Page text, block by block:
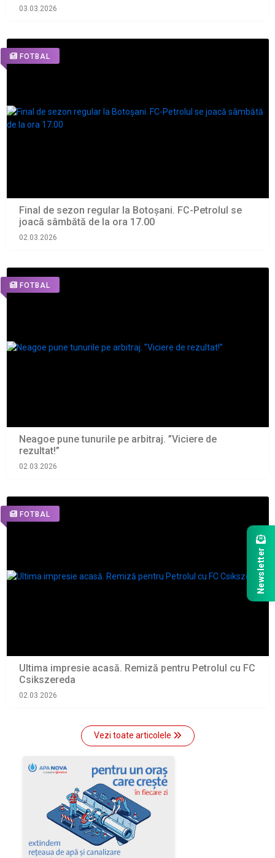
03.03.2026
FOTBAL
Final de sezon regular la Botoșani. FC-Petrolul se
joacă sâmbătă de la ora 17.00
02.03.2026
FOTBAL
Neagoe pune tunurile pe arbitraj. ”Viciere de
rezultat!”
02.03.2026
FOTBAL
Ultima impresie acasă. Remiză pentru Petrolul cu FC
Csikszereda
02.03.2026
Vezi toate articolele
Newsletter